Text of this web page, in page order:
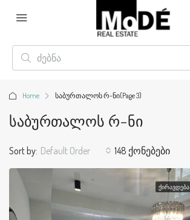
Home საბურთალოს რ-ნი(Page 3)
Საბურთალოს Რ-Ნი
148 ქონებები
Sort by: Default Order
ᲥᲘᲠᲐᲕᲓᲔᲑᲐ